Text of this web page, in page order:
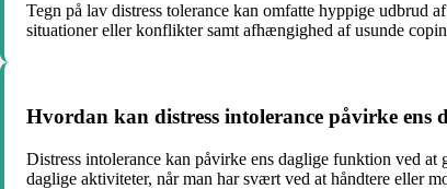
Tegn på lav distress tolerance kan omfatte hyppige udbrud
situationer eller konflikter samt afhængighed af usunde
Hvordan kan distress intolerance påvirke ens
Distress intolerance kan påvirke ens daglige funktion ved
daglige aktiviteter, når man har svært ved at håndtere eller